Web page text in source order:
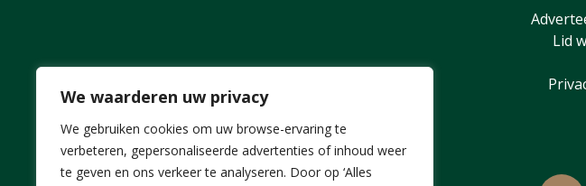
We waarderen uw privacy
We gebruiken cookies om uw browse-ervaring te
verbeteren, gepersonaliseerde advertenties of inhoud weer
te geven en ons verkeer te analyseren. Door op ‘Alles
Lid